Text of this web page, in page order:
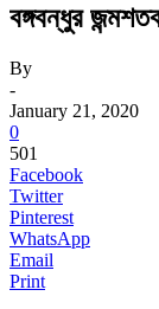
বঙ্গবন্ধুর
By
-
January 21, 2020
0
501
Facebook
Twitter
Pinterest
WhatsApp
Email
Print